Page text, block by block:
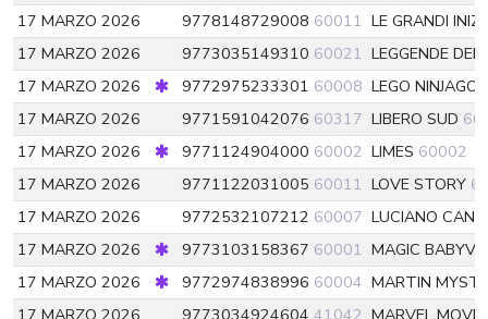
17 MARZO 2026
9778148729008 60011 LE GRANDI
17 MARZO 2026
9773035149310 60021 LEGGENDE
17 MARZO 2026
9772975233301 60008 LEGO NINJAGO
17 MARZO 2026
9771591042076 60317 LIBERO SUD
17 MARZO 2026
9771124904000 60002 LIMES 60002
17 MARZO 2026
9771122031005 60011 LOVE STORY
17 MARZO 2026
9772532107212 60007 LUCIANO
17 MARZO 2026
9773103158367 60001 MAGIC
17 MARZO 2026
9772974838996 60004 MARTIN
17 MARZO 2026
9773034924604 41042 MARVEL